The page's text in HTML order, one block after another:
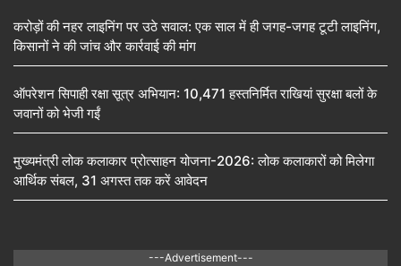
करोड़ों की नहर लाइनिंग पर उठे सवाल: एक साल में ही जगह-जगह टूटी लाइनिंग,
किसानों ने की जांच और कार्रवाई की मांग
ऑपरेशन सिपाही रक्षा सूत्र अभियान: 10,471 हस्तनिर्मित राखियां सुरक्षा बलों के
जवानों को भेजी गईं
मुख्यमंत्री लोक कलाकार प्रोत्साहन योजना-2026: लोक कलाकारों को मिलेगा
आर्थिक संबल, 31 अगस्त तक करें आवेदन
---Advertisement---